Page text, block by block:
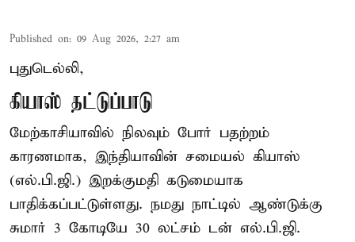
Published on: 09 Aug 2026, 2:27 am
புதுடெல்லி,
கியாஸ் தட்டுப்பாடு
மேற்காசியாவில் நிலவும் போர் பதற்றம்
காரணமாக, இந்தியாவின் சமையல் கியாஸ்
(எல்.பி.ஜி.) இறக்குமதி கடுமையாக
பாதிக்கப்பட்டுள்ளது. நமது நாட்டில் ஆண்டுக்கு
சுமார் 3 கோடியே 30 லட்சம் டன் எல்.பி.ஜி.